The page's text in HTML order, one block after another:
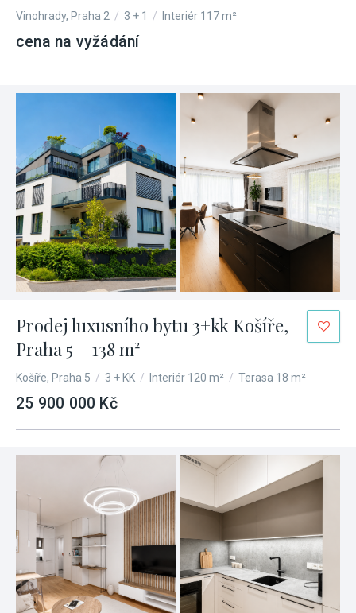
Vinohrady, Praha 2 / 3 + 1 / Interiér 117 m²
cena na vyžádání
Prodej luxusního bytu 3+kk Košíře,
Praha 5 – 138 m²
Košíře, Praha 5 / 3 + KK / Interiér 120 m² / Terasa 18 m²
25 900 000 Kč